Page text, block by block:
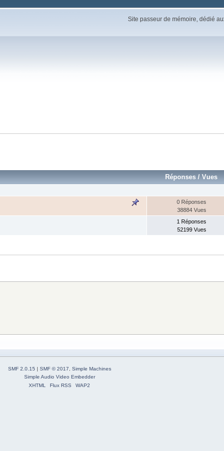
Site passeur de mémoire, dédié
Réponses /Vues
0 Réponses
38884 Vues
1 Réponses
52199 Vues
SMF 2.0.15 | SMF © 2017, Simple Machines
Simple Audio Video Embedder
XHTML
Flux RSS WAP2